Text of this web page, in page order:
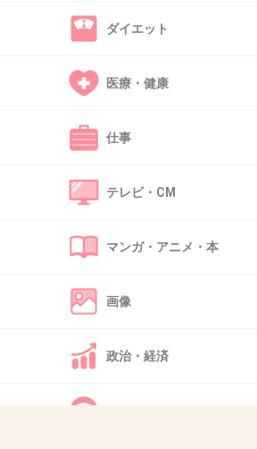
ウクライナもああだし、火中
免だって人も多そうだよね
+51
ていくシナ発狂
は歪んでない」
てない」
ダイエット
医療・健康
仕事
テレビ・CM
マンガ・アニメ・本
画像
政治・経済